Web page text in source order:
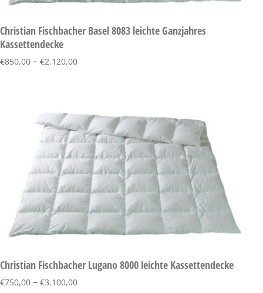
Christian Fischbacher Basel 8083 leichte Ganzjahres
Kassettendecke
€850,00 – €2.120,00
Christian Fischbacher Lugano 8000 leichte Kassettendecke
€750,00 – €3.100,00